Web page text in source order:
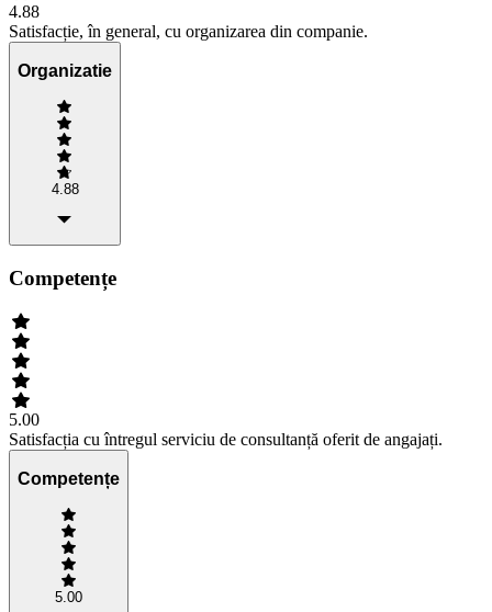
4.88
Satisfacție, în general, cu organizarea din companie.
Organizatie
4.88
Competențe
5.00
Satisfacția cu întregul serviciu de consultanță oferit de angajați.
Competențe
5.00